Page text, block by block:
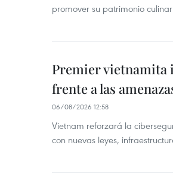
promover su patrimonio
Premier vietnamita
frente a las
06/08/2026 12:58
Vietnam reforzará la
con nuevas leyes,